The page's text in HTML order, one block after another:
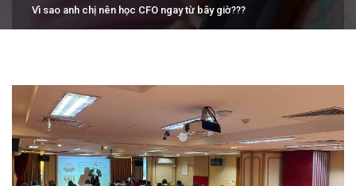
Vì sao anh chị nên học CFO ngay từ bây giờ???